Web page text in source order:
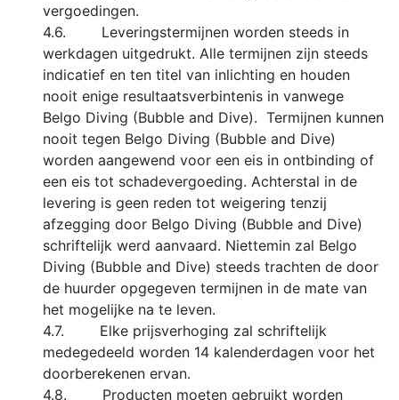
vergoedingen.
4.6. Leveringstermijnen worden steeds in
werkdagen uitgedrukt. Alle termijnen zijn steeds
indicatief en ten titel van inlichting en houden
nooit enige resultaatsverbintenis in vanwege
Belgo Diving (Bubble and Dive). Termijnen kunnen
nooit tegen Belgo Diving (Bubble and Dive)
worden aangewend voor een eis in ontbinding of
een eis tot schadevergoeding. Achterstal in de
levering is geen reden tot weigering tenzij
afzegging door Belgo Diving (Bubble and Dive)
schriftelijk werd aanvaard. Niettemin zal Belgo
Diving (Bubble and Dive) steeds trachten de door
de huurder opgegeven termijnen in de mate van
het mogelijke na te leven.
4.7. Elke prijsverhoging zal schriftelijk
medegedeeld worden 14 kalenderdagen voor het
doorberekenen ervan.
4.8. Producten moeten gebruikt worden